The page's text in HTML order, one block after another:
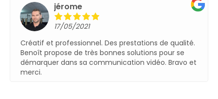
jérome
17/05/2021
Créatif et professionnel. Des prestations de qualité.
Benoît propose de très bonnes solutions pour se
démarquer dans sa communication vidéo. Bravo et
merci.